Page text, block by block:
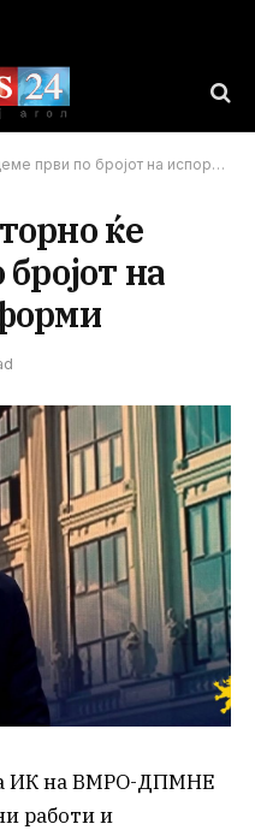
по бројот на испорачани реформи
ќе
на
ИК на ВМРО-ДПМНЕ
работи и